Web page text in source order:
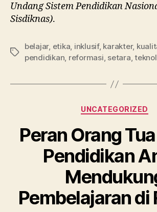
Undang Sistem Pendidikan
Sisdiknas).
belajar, etika, inklusif, karakter,
pendidikan, reformasi, setara,
UNCATEGORIZED
Peran Orang
Pendidikan
Pembelajaran di